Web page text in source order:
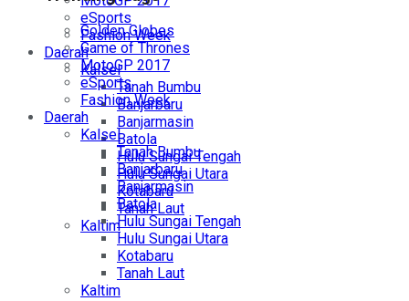
eSports
Fashion Week
Daerah
Kalsel
Tanah Bumbu
Banjarbaru
Banjarmasin
Batola
Hulu Sungai Tengah
Hulu Sungai Utara
Kotabaru
Tanah Laut
Kaltim
Golden Globes
Game of Thrones
MotoGP 2017
eSports
Fashion Week
Daerah
Kalsel
Tanah Bumbu
Banjarbaru
Banjarmasin
Batola
Hulu Sungai Tengah
Hulu Sungai Utara
Kotabaru
Tanah Laut
Kaltim